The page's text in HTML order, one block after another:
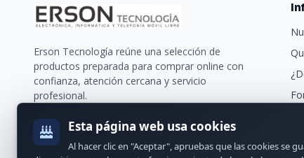
Erson Tecnología reúne una selección de
productos preparada para comprar online con
confianza, atención cercana y servicio
profesional.
Esta página web usa cookies
Al hacer clic en "Aceptar", apruebas que las cookies se